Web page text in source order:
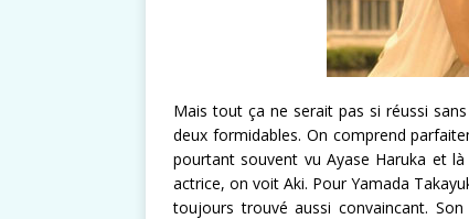
Mais tout ça ne serait pas si réussi
deux formidables. On comprend
pourtant souvent vu Ayase Haruka et
actrice, on voit Aki. Pour Yamada
toujours trouvé aussi convaincant.